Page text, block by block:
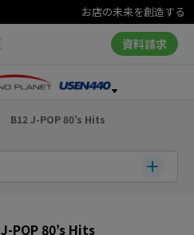
お店の未来を創造する
資料請求
B12 J-POP 80’s Hits
J-POP 80’s Hits